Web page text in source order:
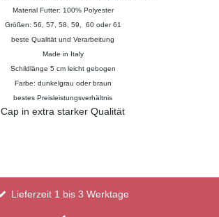
Material Futter: 100% Polyester
Größen: 56, 57, 58, 59, 60 oder 61
beste Qualität und Verarbeitung
Made in Italy
​Schildlänge 5 cm leicht gebogen
Farbe: dunkelgrau oder braun
bestes Preisleistungsverhältnis
Cap in extra starker Qualität
Lieferzeit 1 bis 3 Werktage